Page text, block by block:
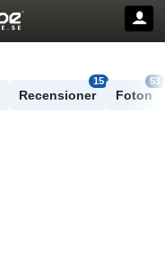
Recensioner
15
Foton
53